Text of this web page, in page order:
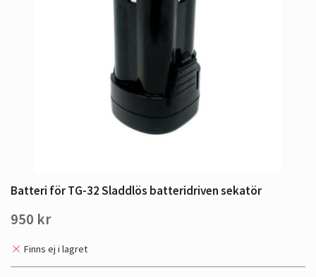
Batteri för TG-32 Sladdlös batteridriven sekatör
950 kr
Finns ej i lagret